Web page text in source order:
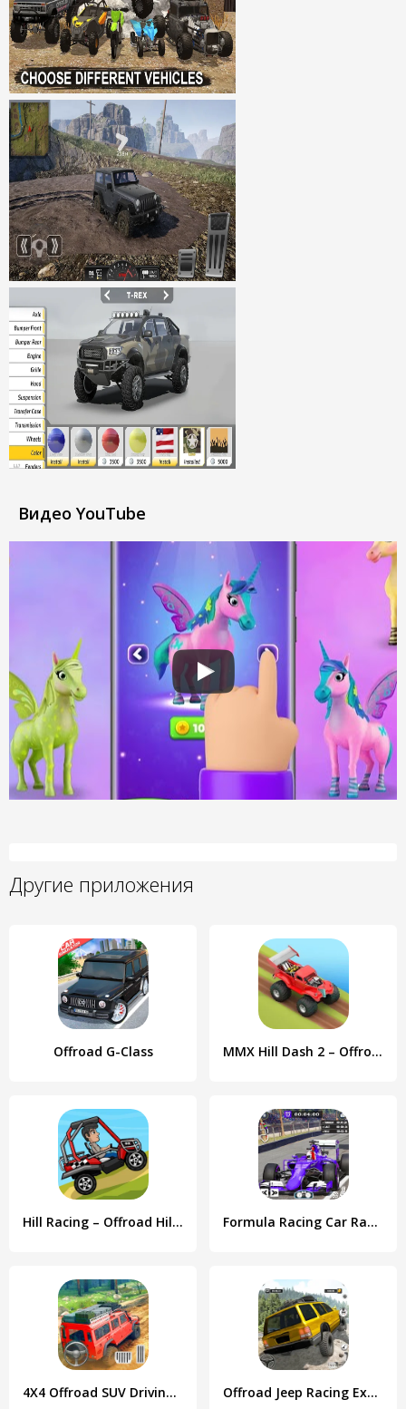
Видео YouTube
Другие приложения
Offroad G-Class MMX Hill Dash 2 – Offroad Truc
Hill Racing – Offroad Hill Adv Formula Racing Car Racing Game
4X4 Offroad SUV Driving Games Offroad Jeep Racing Extreme